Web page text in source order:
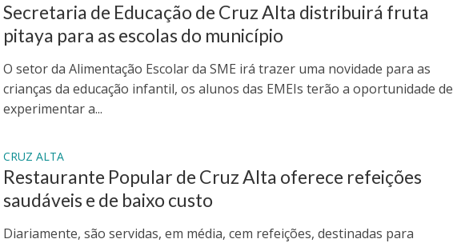
Secretaria de Educação de Cruz Alta distribuirá fruta
pitaya para as escolas do município
O setor da Alimentação Escolar da SME irá trazer uma novidade para as
crianças da educação infantil, os alunos das EMEIs terão a oportunidade de
experimentar a...
CRUZ ALTA
Restaurante Popular de Cruz Alta oferece refeições
saudáveis e de baixo custo
Diariamente, são servidas, em média, cem refeições, destinadas para